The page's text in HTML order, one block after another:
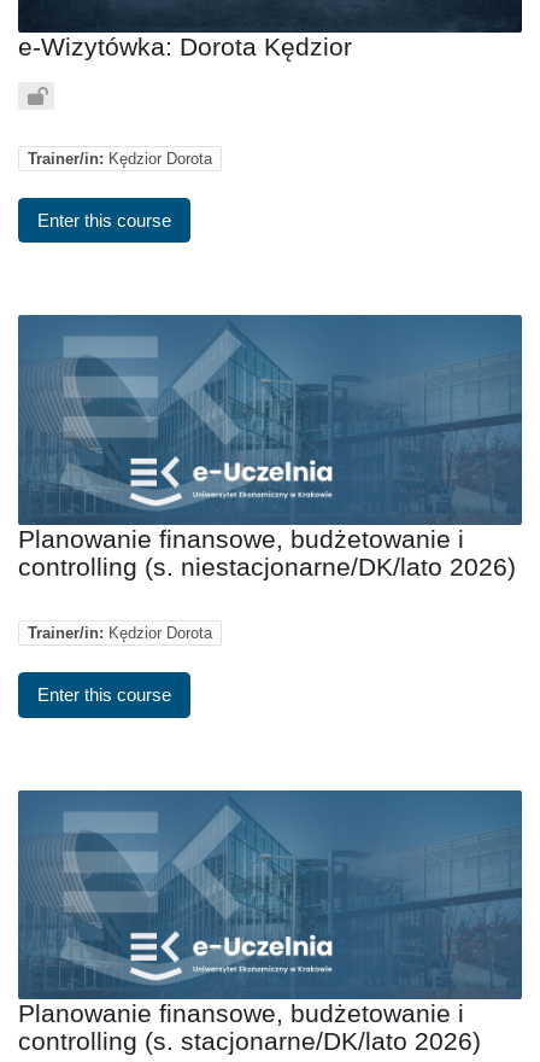
e-Wizytówka: Dorota Kędzior
Trainer/in: Kędzior Dorota
Enter this course
Planowanie finansowe, budżetowanie i
controlling (s. niestacjonarne/DK/lato 2026)
Trainer/in: Kędzior Dorota
Enter this course
Planowanie finansowe, budżetowanie i
controlling (s. stacjonarne/DK/lato 2026)